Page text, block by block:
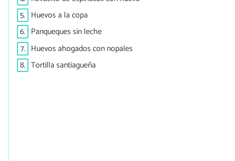
5. Huevos a la copa
6. Panqueques sin leche
7. Huevos ahogados con nopales
8. Tortilla santiagueña